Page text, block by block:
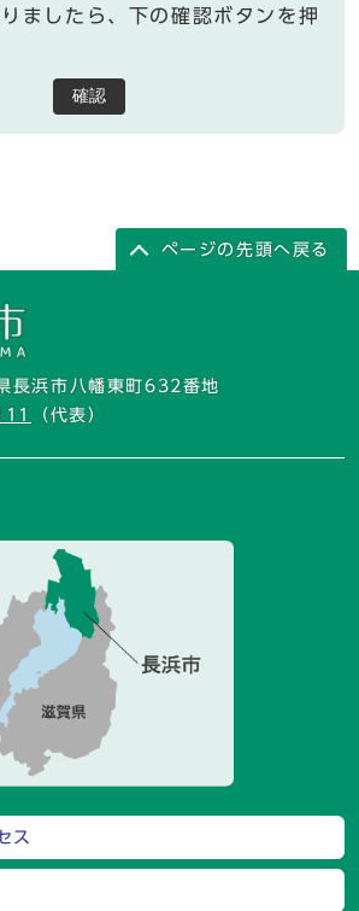
ましたら、下の確認ボタンを押
確認
ページの先頭へ戻る
浜市八幡東町632番地
（代表）
ス